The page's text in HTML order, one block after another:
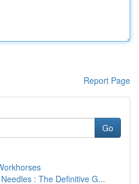
Report Page
Go
: The Definitive G...